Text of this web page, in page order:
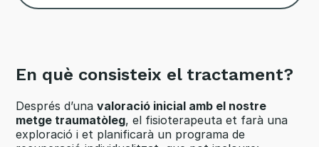
En què consisteix el tractament?
Després d’unavaloració inicial amb el nostre
metge traumatòleg, el fisioterapeuta et farà una
exploració i et planificarà un programa de